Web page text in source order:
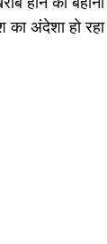
का अंदेशा हो